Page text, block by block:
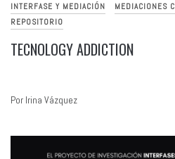
INTERFASE Y MEDIACIÓN
MEDIACIONES
REPOSITORIO
TECNOLOGY ADDICTION
Por Irina Vázquez